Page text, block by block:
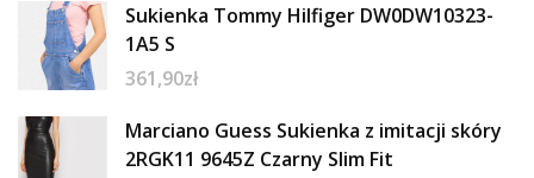
Sukienka Tommy Hilfiger DW0DW10323-
1A5 S
361,90zł
Marciano Guess Sukienka z imitacji skóry
2RGK11 9645Z Czarny Slim Fit